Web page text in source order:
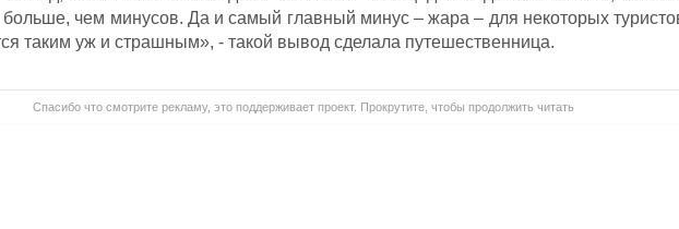
чем минусов. Да и самый главный минус – жара – для некоторых
таким уж и страшным», - такой вывод сделала путешественница.
Спасибо что смотрите рекламу, это поддерживает проект. Прокрутите, чтобы продолжить читать